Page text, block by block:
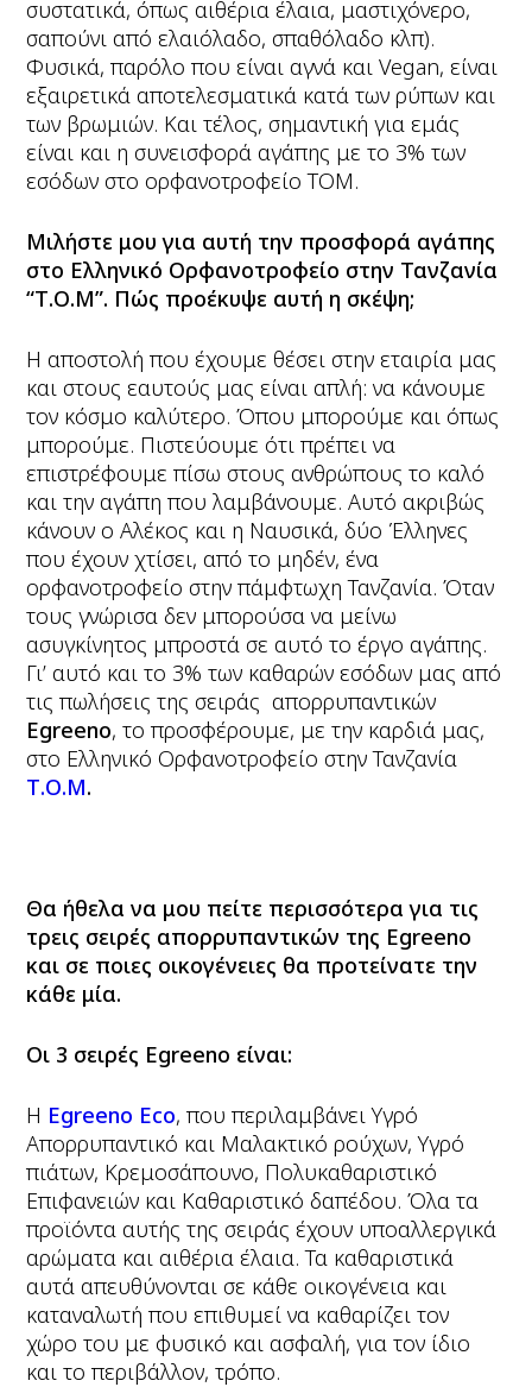
συστατικά, όπως αιθέρια έλαια, μαστιχόνερο,
σαπούνι από ελαιόλαδο, σπαθόλαδο κλπ).
Φυσικά, παρόλο που είναι αγνά και Vegan, είναι
εξαιρετικά αποτελεσματικά κατά των ρύπων και
των βρωμιών. Και τέλος, σημαντική για εμάς
είναι και η συνεισφορά αγάπης με το 3% των
εσόδων στο ορφανοτροφείο ΤΟΜ.
Μιλήστε μου για αυτή την προσφορά αγάπης
στο Ελληνικό Ορφανοτροφείο στην Τανζανία
“Τ.Ο.Μ”. Πώς προέκυψε αυτή η σκέψη;
Η αποστολή που έχουμε θέσει στην εταιρία μας
και στους εαυτούς μας είναι απλή: να κάνουμε
τον κόσμο καλύτερο. Όπου μπορούμε και όπως
μπορούμε. Πιστεύουμε ότι πρέπει να
επιστρέφουμε πίσω στους ανθρώπους το καλό
και την αγάπη που λαμβάνουμε. Αυτό ακριβώς
κάνουν ο Αλέκος και η Ναυσικά, δύο Έλληνες
που έχουν χτίσει, από το μηδέν, ένα
ορφανοτροφείο στην πάμφτωχη Τανζανία. Όταν
τους γνώρισα δεν μπορούσα να μείνω
ασυγκίνητος μπροστά σε αυτό το έργο αγάπης.
Γι’ αυτό και το 3% των καθαρών εσόδων μας από
τις πωλήσεις της σειράς απορρυπαντικών
Egreeno, το προσφέρουμε, με την καρδιά μας,
στο Ελληνικό Ορφανοτροφείο στην Τανζανία
Τ.Ο.Μ.
Θα ήθελα να μου πείτε περισσότερα για τις
τρεις σειρές απορρυπαντικών της Egreeno
και σε ποιες οικογένειες θα προτείνατε την
κάθε μία.
Οι 3 σειρές Egreeno είναι:
Η Egreeno Eco, που περιλαμβάνει Υγρό
Απορρυπαντικό και Μαλακτικό ρούχων, Υγρό
πιάτων, Κρεμοσάπουνο, Πολυκαθαριστικό
Επιφανειών και Καθαριστικό δαπέδου. Όλα τα
προϊόντα αυτής της σειράς έχουν υποαλλεργικά
αρώματα και αιθέρια έλαια. Τα καθαριστικά
αυτά απευθύνονται σε κάθε οικογένεια και
καταναλωτή που επιθυμεί να καθαρίζει τον
χώρο του με φυσικό και ασφαλή, για τον ίδιο
και το περιβάλλον, τρόπο.